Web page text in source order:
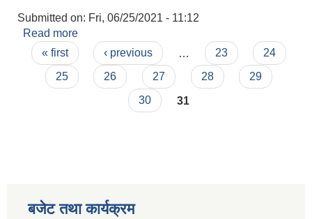
Submitted on: Fri, 06/25/2021 - 11:12
Read more
Pages
« first ‹ previous 23
24
25
26 27 28
29
30
31
बजेट तथा कार्यक्रम